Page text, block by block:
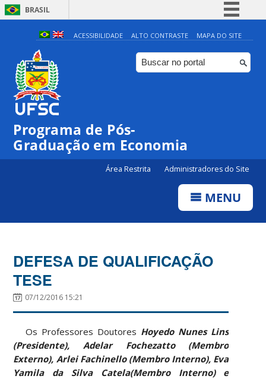
BRASIL
Simplifique!
Comunica BR
Participe
ACESSIBILIDADE ALTO CONTRASTE MAPA DO SITE
Programa de Pós-
Graduação em Economia
Área Restrita Administradores do Site
MENU
DEFESA DE QUALIFICAÇÃO
TESE
07/12/2016 15:21
Os Professores Doutores Hoyedo Nunes Lins
(Presidente), Adelar Fochezatto (Membro
Externo), Arlei Fachinello (Membro Interno), Eva
Yamila da Silva Catela(Membro Interno) e